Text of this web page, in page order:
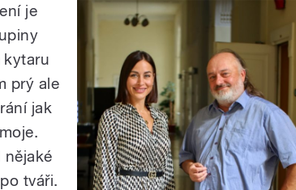
je
kytaru
prý ale
jak
nějaké
tváři.